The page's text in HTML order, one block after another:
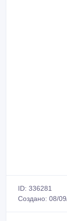
ID: 336281
Создано: 08/